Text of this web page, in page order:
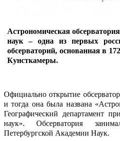
Астрономическая
наук – одна из первых
обсерваторий, основанная в
Кунсткамеры.
Официально открытие
и тогда она была названа
Географический департамент
наук». Обсерватория
Петербургской Академии Наук.